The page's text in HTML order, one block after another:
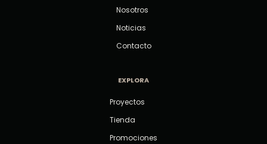
Nosotros
Noticias
Contacto
EXPLORA
Proyectos
Tienda
Promociones